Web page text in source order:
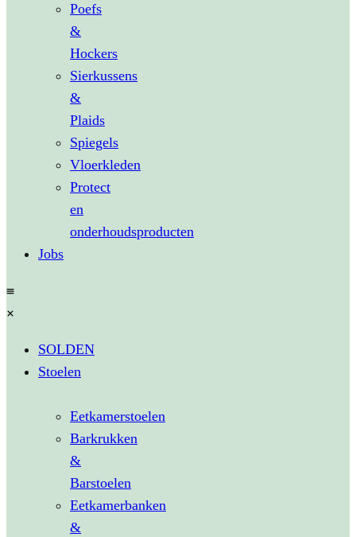
Poefs
&
Hockers
Sierkussens
&
Plaids
Spiegels
Vloerkleden
Protect
en
onderhoudsproducten
Jobs
SOLDEN
Stoelen
Eetkamerstoelen
Barkrukken
&
Barstoelen
Eetkamerbanken
&